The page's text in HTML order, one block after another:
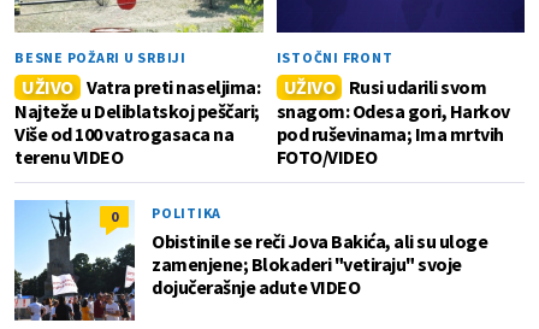
BESNE POŽARI U SRBIJI
UŽIVO Vatra preti naseljima:
Najteže u Deliblatskoj peščari;
Više od 100 vatrogasaca na
terenu VIDEO
ISTOČNI FRONT
UŽIVO
Rusi udarili svom
snagom: Odesa gori, Harkov
pod ruševinama; Ima mrtvih
FOTO/VIDEO
0 POLITIKA
Obistinile se reči Jova Bakića, ali su uloge
zamenjene; Blokaderi "vetiraju" svoje
dojučerašnje adute VIDEO